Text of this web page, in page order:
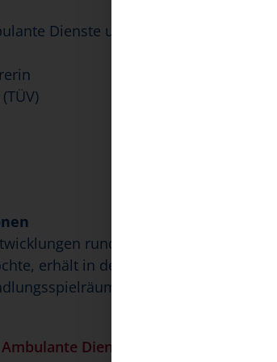
Dienste und Stationäre
rund um Pflegereform,
erhält in der Weiterbildung
frühzeitig sichern.
Dienste und Stationäre